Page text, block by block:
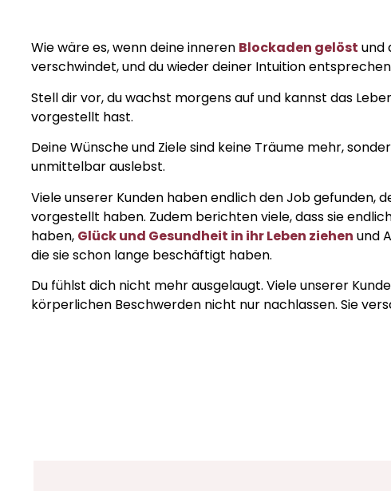
Wie wäre es, wenn deine inneren Blockaden gelöst und
verschwindet, und du wieder deiner Intuition
Stell dir vor, du wachst morgens auf und kannst das
vorgestellt hast.
Deine Wünsche und Ziele sind keine Träume mehr,
unmittelbar auslebst.
Viele unserer Kunden haben endlich den Job gefunden,
vorgestellt haben. Zudem berichten viele, dass sie
haben, Glück und Gesundheit in ihr Leben ziehen und
die sie schon lange beschäftigt haben.
Du fühlst dich nicht mehr ausgelaugt. Viele unserer
körperlichen Beschwerden nicht nur nachlassen. Sie